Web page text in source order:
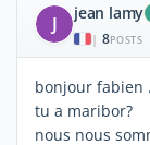
J jean lamy
| 8POSTS
bonjour fabien
tu a maribor?
nous nous